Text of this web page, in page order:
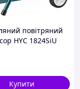
повітряний
HYC 1824SiU
Купити